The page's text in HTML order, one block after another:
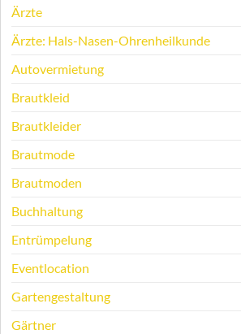
Ärzte
Ärzte: Hals-Nasen-Ohrenheilkunde
Autovermietung
Brautkleid
Brautkleider
Brautmode
Brautmoden
Buchhaltung
Entrümpelung
Eventlocation
Gartengestaltung
Gärtner